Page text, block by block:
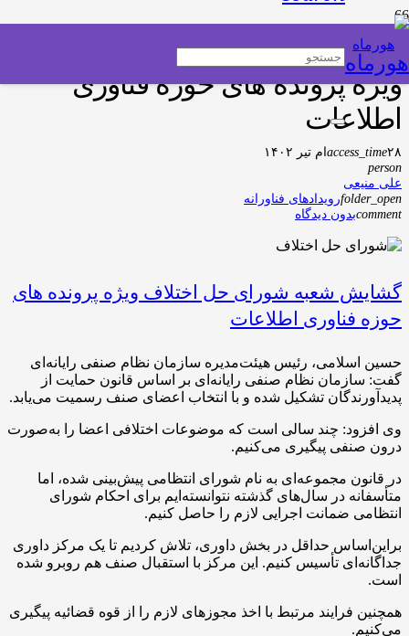
هورماه
گشایش شعبه شورای حل اختلاف
ویژه پرونده های حوزه فناوری
اطلاعات
access_time۲۸ام تیر ۱۴۰۲
person
علی منیعی
folder_openرویدادهای فناورانه
commentبدون دیدگاه
گشایش شعبه شورای حل اختلاف ویژه پرونده های
حوزه فناوری اطلاعات
حسین اسلامی، رئیس هیئت‌مدیره سازمان نظام صنفی رایانه‌ای
گفت: سازمان نظام صنفی رایانه‌ای بر اساس قانون حمایت از
پدیدآورندگان تشکیل شده و با انتخاب اعضای صنف رسمیت می‌یابد.
وی افزود: چند سالی است که موضوعات اختلافی اعضا را به‌صورت
درون صنفی پیگیری می‌کنیم.
در قانون مجموعه‌ای به نام شورای انتظامی پیش‌بینی شده، اما
متأسفانه در سال‌های گذشته نتوانسته‌ایم برای احکام شورای
انتظامی ضمانت اجرایی لازم را حاصل کنیم.
براین‌اساس حداقل در بخش داوری، تلاش کردیم تا یک مرکز داوری
جداگانه‌ای تأسیس کنیم. این مرکز با استقبال صنف هم روبرو شده
است.
همچنین فرایند مرتبط با اخذ مجوز‌های لازم را از قوه قضائیه پیگیری
می‌کنیم.